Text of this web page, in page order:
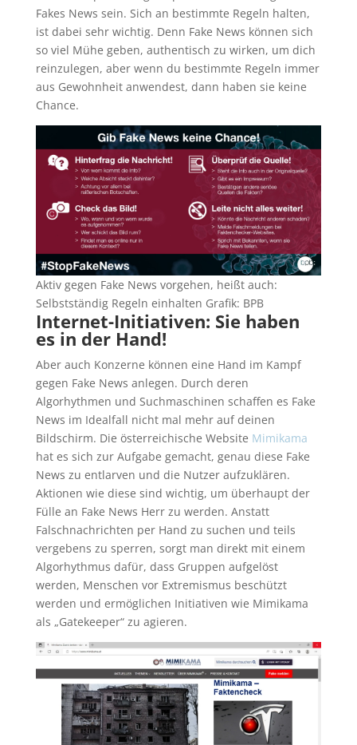
Fakes News sein. Sich an bestimmte Regeln halten,
ist dabei sehr wichtig. Denn Fake News können sich
so viel Mühe geben, authentisch zu wirken, um dich
reinzulegen, aber wenn du bestimmte Regeln immer
aus Gewohnheit anwendest, dann haben sie keine
Chance.
Aktiv gegen Fake News vorgehen, heißt auch:
Selbstständig Regeln einhalten Grafik: BPB
Internet-Initiativen: Sie haben
es in der Hand!
Aber auch Konzerne können eine Hand im Kampf
gegen Fake News anlegen. Durch deren
Algorhythmen und Suchmaschinen schaffen es Fake
News im Idealfall nicht mal mehr auf deinen
Bildschirm. Die österreichische Website Mimikama
hat es sich zur Aufgabe gemacht, genau diese Fake
News zu entlarven und die Nutzer aufzuklären.
Aktionen wie diese sind wichtig, um überhaupt der
Fülle an Fake News Herr zu werden. Anstatt
Falschnachrichten per Hand zu suchen und teils
vergebens zu sperren, sorgt man direkt mit einem
Algorhythmus dafür, dass Gruppen aufgelöst
werden, Menschen vor Extremismus beschützt
werden und ermöglichen Initiativen wie Mimikama
als „Gatekeeper“ zu agieren.